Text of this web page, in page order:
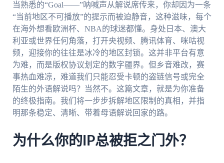
当熟悉的“Goal——”呐喊声从解说席传来，你却因为一条
“当前地区不可播放”的提示而被迫静音，这种滋味，每个
在海外想看欧洲杯、NBA的球迷都懂。身处日本、澳大
利亚或世界任何角落，打开央视频、腾讯体育、咪咕视
频，迎接你的往往是冰冷的地区封锁。这并非平台有意
为难，而是版权协议划定的数字疆界。但乡音难改，赛
事热血难凉，难道我们只能忍受卡顿的盗链信号或完全
陌生的外语解说吗？当然不。这篇文章，就是为你准备
的终极指南。我们将一步步拆解地区限制的真相，并指
明那条稳定、清晰、带着母语解说回家的路。
为什么你的IP总被拒之门外？